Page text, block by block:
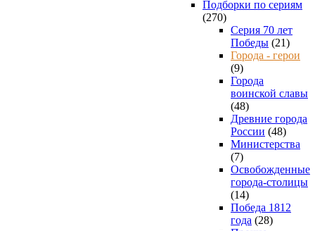
Подборки по сериям
(270)
Серия 70 лет
Победы (21)
Города - герои
(9)
Города
воинской славы
(48)
Древние города
России (48)
Министерства
(7)
Освобожденные
города-столицы
(14)
Победа 1812
года (28)